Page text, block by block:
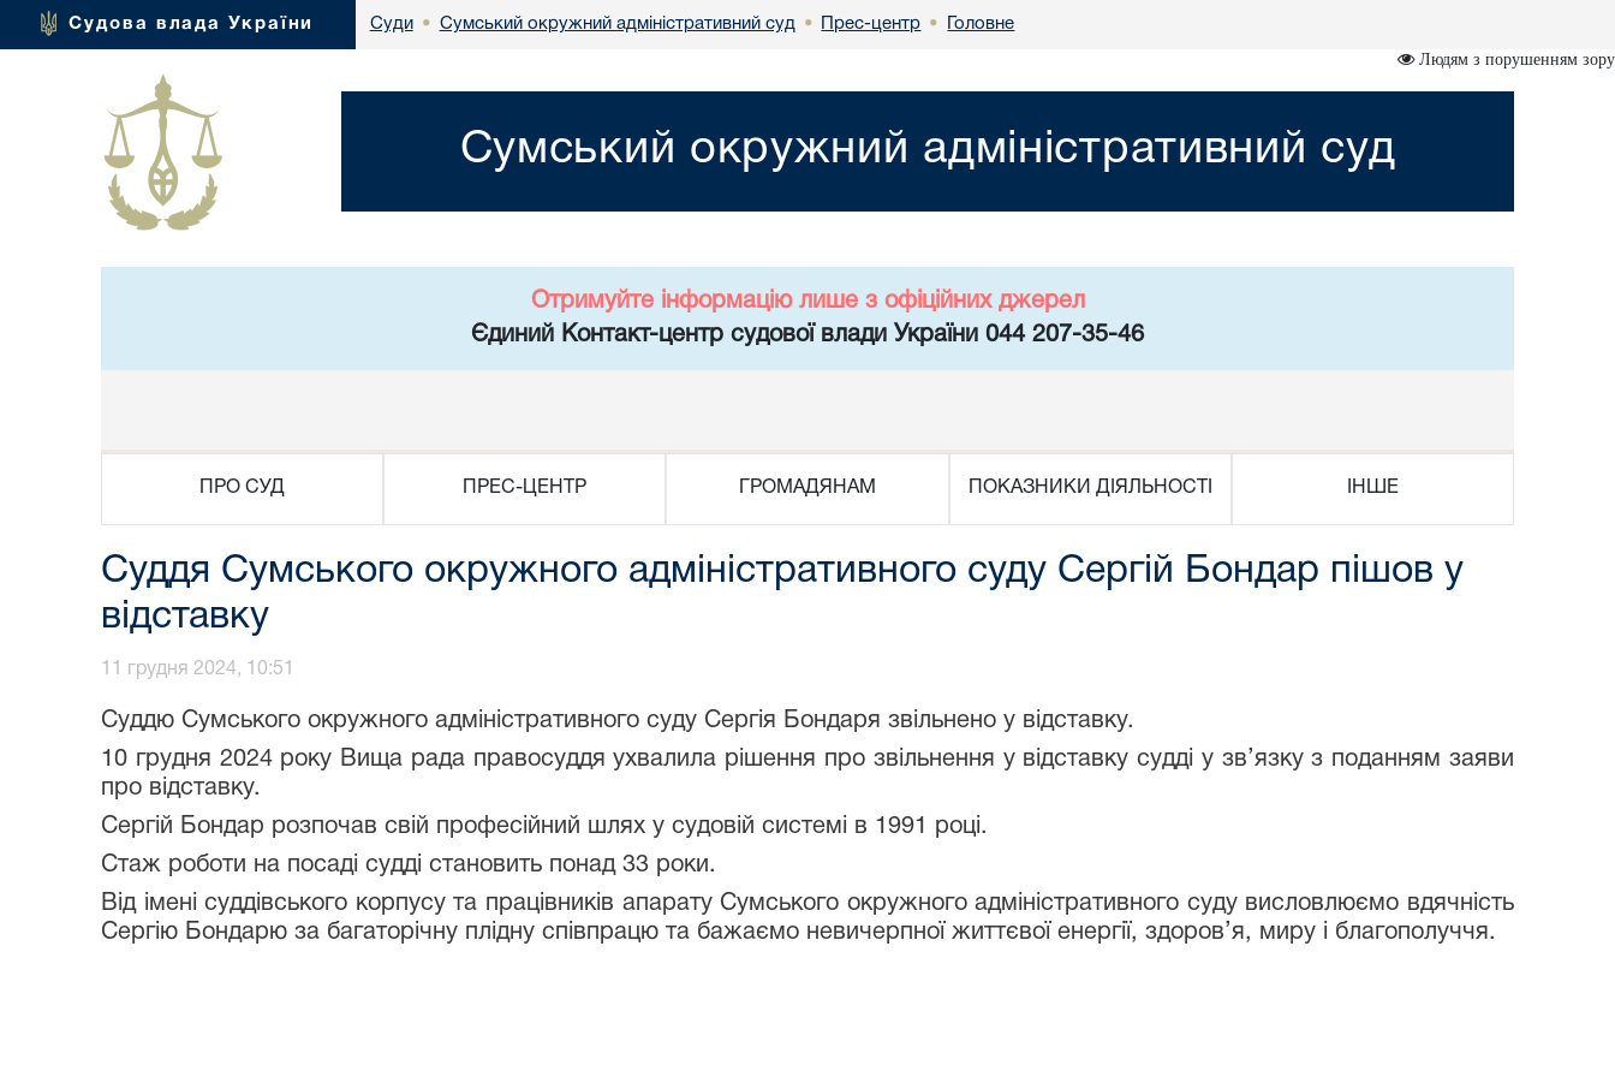
Судова влада України Суди • Сумський окружний адміністративний суд • Прес-центр • Головне
Людям з порушенням зору
Сумський окружний адміністративний суд
Отримуйте інформацію лише з офіційних джерел
Єдиний Контакт-центр судової влади України 044 207-35-46
ПРО СУД ПРЕС-ЦЕНТР ГРОМАДЯНАМ ПОКАЗНИКИ ДІЯЛЬНОСТІ ІНШЕ
Суддя Сумського окружного адміністративного суду Сергій Бондар пішов у
відставку
11 грудня 2024, 10:51
Суддю Сумського окружного адміністративного суду Сергія Бондаря звільнено у відставку.
10 грудня 2024 року Вища рада правосуддя ухвалила рішення про звільнення у відставку судді у зв’язку з поданням заяви
про відставку.
Сергій Бондар розпочав свій професійний шлях у судовій системі в 1991 році.
Стаж роботи на посаді судді становить понад 33 роки.
Від імені суддівського корпусу та працівників апарату Сумського окружного адміністративного суду висловлюємо вдячність
Сергію Бондарю за багаторічну плідну співпрацю та бажаємо невичерпної життєвої енергії, здоров’я, миру і благополуччя.